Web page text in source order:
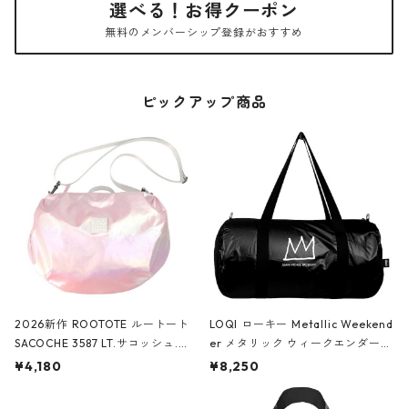
選べる！お得クーポン
無料のメンバーシップ登録がおすすめ
ピックアップ商品
2026新作 ROOTOTE ルートート
SACOCHE 3587 LT.サコッシュ.ル
ミエ-B ショルダーバッグ グロスピ
¥4,180
LOQI ローキー Metallic Weekend
er メタリック ウィークエンダー
ボストンバッグ ショルダーバッグ
Black ジャン=ミッシェル・バスキ
¥8,250